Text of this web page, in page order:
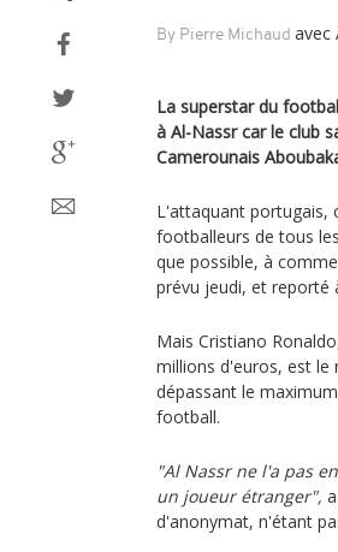
By Pierre Michaud avec
La superstar du
à Al-Nassr car le club
Camerounais
L'attaquant portugais,
footballeurs de tous
que possible, à
prévu jeudi, et reporté
Mais Cristiano
millions d'euros, est le
dépassant le
football.
"Al Nassr ne l'a pas
un joueur étranger",
d'anonymat, n'étant